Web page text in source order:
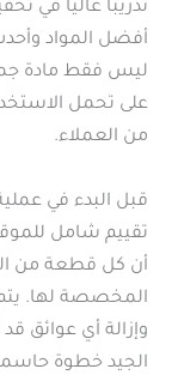
تدريبًا عالياً في
أفضل المواد
ليس فقط مادة
على تحمل
من العملاء.
قبل البدء في
تقييم شامل
أن كل قطعة من
المخصصة لها.
وإزالة أي عوائق
الجيد خطوة